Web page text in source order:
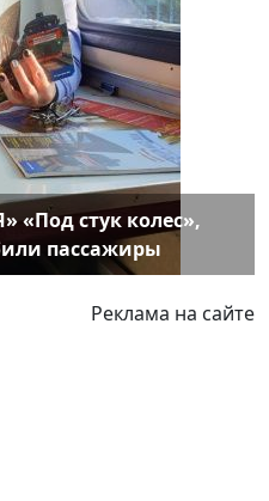
«Под стук колес»,
пассажиры
Реклама на сайте